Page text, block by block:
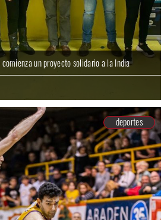
un proyecto solidario a la India
deportes